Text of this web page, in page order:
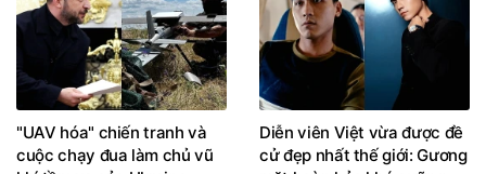
"UAV hóa" chiến tranh và
cuộc chạy đua làm chủ vũ
Diễn viên Việt vừa được đề
cử đẹp nhất thế giới: Gương